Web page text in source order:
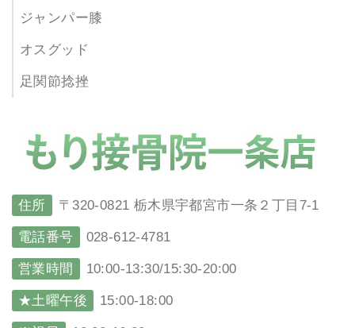
ジャンパー膝
オスグッド
足関節捻挫
住所 〒320-0821 栃木県宇都宮市一条２丁目7-1
電話番号 028-612-4781
営業時間 10:00-13:30/15:30-20:00
★土曜午後 15:00-18:00